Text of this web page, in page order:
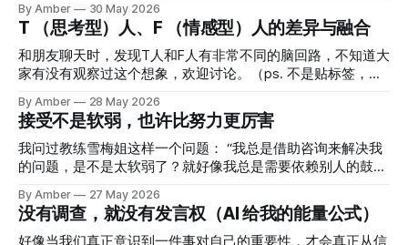
扰，这些困扰也会发生在其他亲密关系上。 三年前，我不知
道答案，但是我不想继续这样了，当时带着摆烂的心情想:那
我先关注自己吧！渐渐的，我发现先关注自己，反而更能够给
予爱和支持。(ps. 为自己而活也没想象的简单🤣) 但我仍然隐
欢为他人而活呢？为什么会彼此消耗？ 陈海贤《中国式家
庭》里面的两个故事，给了我一些启发，分享一下👇🏻 （ps. 蓝
色字体说明是直接引用的） 第一个故事，是一位妈妈。 她原
本是企业高管，一手抓工作，一手抓女儿的学习和生活。有时
候很乖，自然把妈妈的高期待当作理所当然。可随着渐渐长
大，反抗情绪越来越浓。妈妈越让她抓紧时间，她越拖拉；脾
气越来越暴躁，花在手机上的时间越来越多，有时候甚至不愿
By Amber 30 May 2026
T （思考型）人、F （情感型）人的差异与融合
和朋友聊天时，发现T人和F人有非常不同的脑回路，不知道大
家有没有观察过这个想象，欢迎讨论。（ps. 不是贴标签，只
和 F 指的是做判断、做决定时更偏好的依据： T = Thinking，
思考型 / 理性型更倾向于依据逻辑、原则、事实、利弊分析来
判断。 常见关注点是：这件事是否合理？是否公平？是否有
效？规则是什么？ F = Feeling，情感型 / 感受型更倾向于依据
点是：这件事对人有什么影响？大家感受如何？是否符合我的
价值？ 但要注意：T 不是没有感情，F 也不是不讲逻辑。它们
只是“默认优先调用的判断系统”不同 我朋友是T（思考型）
By Amber 28 May 2026
接受不是软弱，也许比努力更厉害
我问过教练雪梅姐这样一个问题： “我总是借助咨询来解决我
的问题，是不是太软弱了？就好像我总是需要依赖别人的鼓励
哦。 当下听完我还是有点困惑，但有一天我听到一个观点，
突然就清晰了为什么我得到的支持不只是鼓励。 支持分为两
个维度，一个是「关系」、一个是「处境」。 一个人拥有良
By Amber 27 May 2026
没有调查，就没有发言权（AI 给我的能量公式）
好像当我们真正意识到一件事对自己的重要性，才会真正从信